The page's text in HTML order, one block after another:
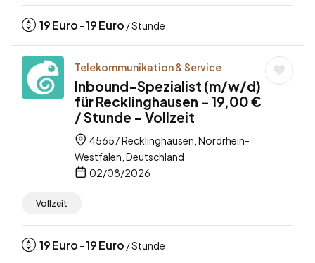
19Euro -19Euro / Stunde
Telekommunikation & Service
Inbound-Spezialist (m/w/d)
für Recklinghausen – 19,00 €
/ Stunde – Vollzeit
45657 Recklinghausen, Nordrhein-
Westfalen, Deutschland
02/08/2026
Vollzeit
19Euro -19Euro / Stunde